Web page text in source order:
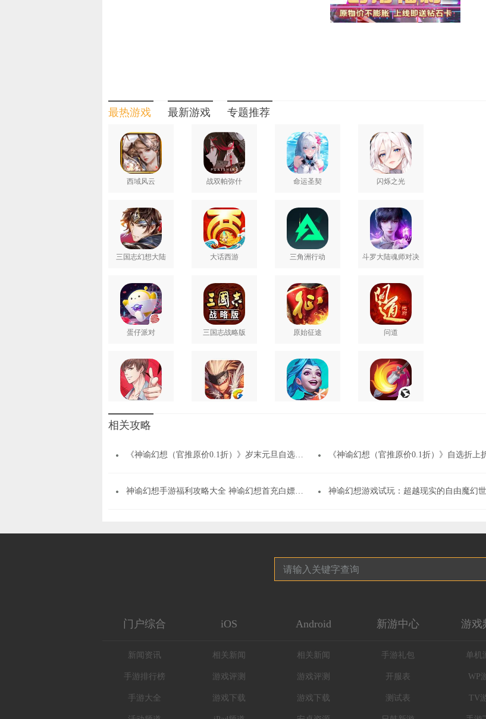
最热游戏 最新游戏 专题推荐
西域风云 战双帕弥什 命运圣契 闪烁之光
三国志幻想大陆 大话西游 三角洲行动 斗罗大陆魂师对决
蛋仔派对 三国志战略版 原始征途 问道
相关攻略
《神谕幻想（官推原价0.1折）》岁末元旦自选（线下申请） 《神谕幻想（官推原价0.1折）》自选折上折（线下申
神谕幻想手游福利攻略大全 神谕幻想首充白嫖方法 神谕幻想游戏试玩：超越现实的自由魔幻世界，魔法、炼金、斗气一
门户综合
新闻资讯
手游排行榜
手游大全
iOS
相关新闻
游戏评测
游戏下载
Android
相关新闻
游戏评测
游戏下载
新游中心
手游礼包
开服表
测试表
游戏
单机
WP
TV